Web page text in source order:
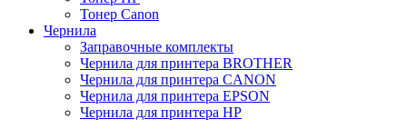
Тонер Саnon
Чернила
Заправочные комплекты
Чернила для принтера BROTHER
Чернила для принтера CANON
Чернила для принтера EPSON
Чернила для принтера HP